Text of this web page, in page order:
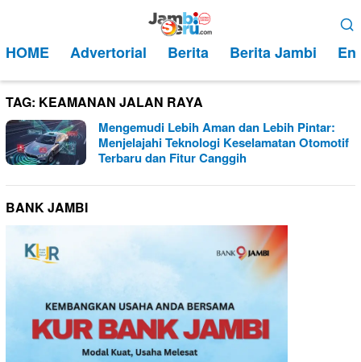
kontenMobile
HOME Advertorial Berita Berita Jambi
TAG: KEAMANAN JALAN RAYA
Mengemudi Lebih Aman dan Lebih Pintar:
Menjelajahi Teknologi Keselamatan Otomotif
Terbaru dan Fitur Canggih
BANK JAMBI